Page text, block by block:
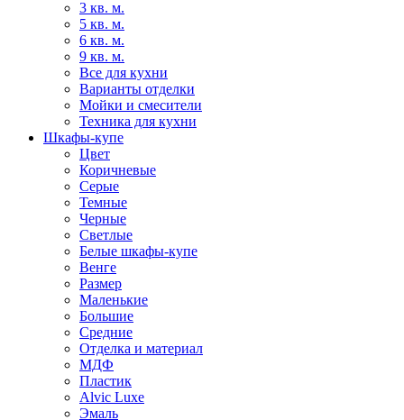
3 кв. м.
5 кв. м.
6 кв. м.
9 кв. м.
Все для кухни
Варианты отделки
Мойки и смесители
Техника для кухни
Шкафы-купе
Цвет
Коричневые
Серые
Темные
Черные
Светлые
Белые шкафы-купе
Венге
Размер
Маленькие
Большие
Средние
Отделка и материал
МДФ
Пластик
Alvic Luxe
Эмаль